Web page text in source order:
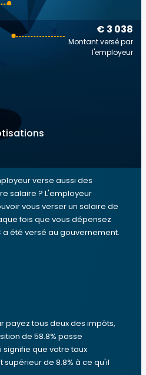
€ 3 038
Montant versé par
l'employeur
verse aussi des
salaire ? L'employeur
vous verser un salaire de
fois que vous dépensez
a été versé au gouvernement.
payez tous deux des impôts,
de 58.8% passe
signifie que votre taux
de 8.8% à ce qu'il